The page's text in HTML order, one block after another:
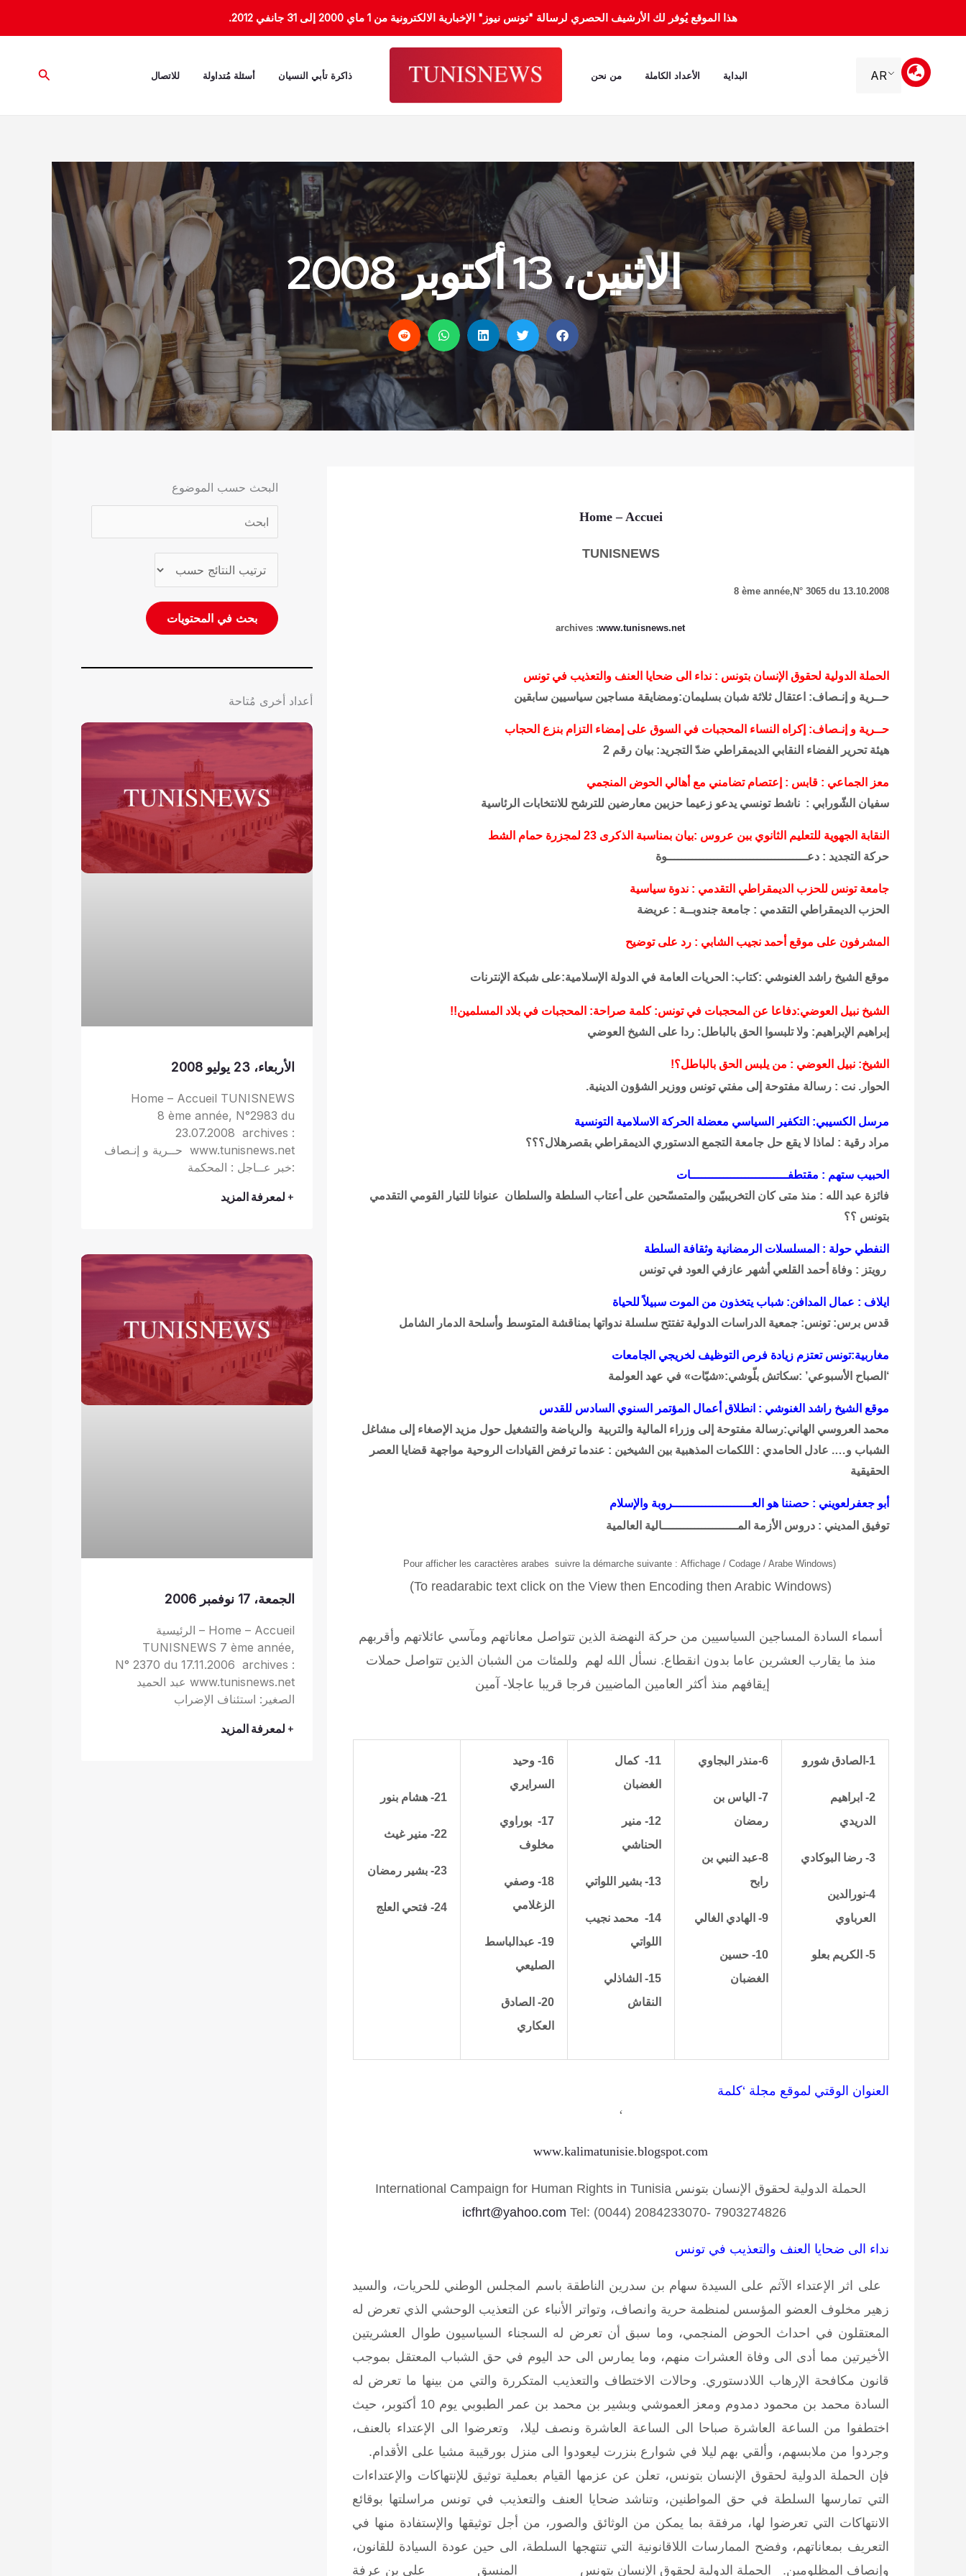
هذا الموقع يُوفر لك الأرشيف الحصري لرسالة "تونس نيوز" الإخبارية الالكترونية من 1 ماي 2000 إلى 31 جانفي 2012.
AR البداية الأعداد الكاملة من نحن ذاكرة تأبي النسيان أسئلة مُتداولة للاتصال البحث
الاثنين، 13 أكتوبر 2008
Home– Accuei
TUNISNEWS
8 ème année, N° 3065 du 13.10.2008
archives :www.tunisnews.net
الحملة الدولية لحقوق الإنسان بتونس : نداء الى ضحايا العنف والتعذيب في تونس
حــرية و إنـصاف: اعتقال ثلاثة شبان بسليمان:ومضايقة مساجين سياسيين سابقين
حــرية و إنـصاف: إكراه النساء المحجبات في السوق على إمضاء التزام بنزع الحجاب
هيئة تحرير الفضاء النقابي الديمقراطي ضدّ التجريد: بيان رقم 2
معز الجماعي : قابس : إعتصام تضامني مع أهالي الحوض المنجمي
سفيان الشّورابي : ناشط تونسي يدعو زعيما حزبين معارضين للترشح للانتخابات الرئاسية
النقابة الجهوية للتعليم الثانوي ببن عروس :بيان بمناسبة الذكرى 23 لمجزرة حمام الشط
حركة التجديد : دعـــــــــــــــــــــــــــــــــــــــوة
جامعة تونس للحزب الديمقراطي التقدمي : ندوة سياسية
الحزب الديمقراطي التقدمي : جامعة جندوبــة : عريضة
المشرفون على موقع أحمد نجيب الشابي : رد على توضيح
موقع الشيخ راشد الغنوشي :كتاب: الحريات العامة في الدولة الإسلامية:على شبكة الإنترنات
الشيخ نبيل العوضي:دفاعا عن المحجبات في تونس: كلمة صراحة: المحجبات في بلاد المسلمين!!
إبراهيم الإبراهيم: ولا تلبسوا الحق بالباطل: ردا على الشيخ العوضي
الشيخ: نبيل العوضي : من يلبس الحق بالباطل؟!
الحوار. نت : رسالة مفتوحة إلى مفتي تونس ووزير الشؤون الدينية.
مرسل الكسيبي: التكفير السياسي معضلة الحركة الاسلامية التونسية
مراد رقية : لماذا لا يقع حل جامعة التجمع الدستوري الديمقراطي بقصرهلال؟؟؟
الحبيب ستهم : مقتطفـــــــــــــــــــــــــــات
فائزة عبد الله : منذ متى كان التخريبيّين والمتمسّحين على أعتاب السلطة والسلطان عنوانا للتيار القومي التقدمي
بتونس ؟؟
النفطي حولة : المسلسلات الرمضانية وثقافة السلطة
رويتز : وفاة أحمد القلعي أشهر عازفي العود في تونس
ايلاف : عمال المدافن: شباب يتخذون من الموت سبيلاً للحياة
قدس برس: تونس: جمعية الدراسات الدولية تفتتح سلسلة ندواتها بمناقشة المتوسط وأسلحة الدمار الشامل
مغاربية:تونس تعتزم زيادة فرص التوظيف لخريجي الجامعات
‘الصباح الأسبوعي’ :سكاتش بلّوشي:«شيّات» في عهد العولمة
موقع الشيخ راشد الغنوشي : انطلاق أعمال المؤتمر السنوي السادس للقدس
محمد العروسي الهاني:رسالة مفتوحة إلى وزراء المالية والتربية والرياضة والتشغيل حول مزيد الإصغاء إلى مشاغل
الشباب و…. عادل الحامدي : اللكمات المذهبية بين الشيخين : عندما ترفض القيادات الروحية مواجهة قضايا العصر
الحقيقية
أبو جعفرلعويني : حصننا هو العــــــــــــــــــــــروبة والإسلام
توفيق المديني : دروس الأزمة المـــــــــــــــــــــالية العالمية
Pour afficher les caractères arabes suivre la démarche suivante: Affichage / Codage / Arabe Windows(
(To readarabic text click on the View then Encoding then Arabic Windows)
أسماء السادة المساجين السياسيين من حركة النهضة الذين تتواصل معاناتهم ومآسي عائلاتهم وأقربهم
منذ ما يقارب العشرين عاما بدون انقطاع. نسأل الله لهم وللمئات من الشبان الذين تتواصل حملات
إيقافهم منذ أكثر العامين الماضيين فرجا قريبا عاجلا- آمين
21- هشام بنور
22- منير غيث
23- بشير رمضان
24- فتحي العلج
16- وحيد
السرايري
17-
بوراوي
مخلوف
18- وصفي
الزغلامي
19- عبدالباسط
الصليعي
20- الصادق
العكاري
11-
كمال
الغضبان
12- منير
الحناشي
13- بشير اللواتي
14-
محمد نجيب
اللواتي
15- الشاذلي
النقاش
6- منذر البجاوي
7- الياس بن
رمضان
8- عبد النبي بن
رابح
9- الهادي الغالي
10- حسين
الغضبان
1- الصادق شورو
2- ابراهيم
الدريدي
3- رضا البوكادي
4-نورالدين
العرباوي
5- الكريم بعلو
العنوان الوقتي لموقع مجلة ‘كلمة
‘
www.kalimatunisie.blogspot.com
الحملة الدولية لحقوق الإنسان بتونس International Campaign for Human Rights in Tunisia
icfhrt@yahoo.com Tel: (0044) 2084233070- 7903274826
نداء الى ضحايا العنف والتعذيب في تونس
على اثر الإعتداء الآثم على السيدة سهام بن سدرين الناطقة باسم المجلس الوطني للحريات، والسيد
زهير مخلوف العضو المؤسس لمنظمة حرية وانصاف، وتواتر الأنباء عن التعذيب الوحشي الذي تعرض له
المعتقلون في احداث الحوض المنجمي، وما سبق أن تعرض له السجناء السياسيون طوال العشريتين
الأخيرتين مما أدى الى وفاة العشرات منهم، وما يمارس الى حد اليوم في حق الشباب المعتقل بموجب
قانون مكافحة الإرهاب اللادستوري. وحالات الاختطاف والتعذيب المتكررة والتي من بينها ما تعرض له
السادة محمد بن محمود دمدوم ومعز العموشي وبشير بن محمد بن عمر الطبوبي يوم 10 أكتوبر، حيث
اختطفوا من الساعة العاشرة صباحا الى الساعة العاشرة ونصف ليلا، وتعرضوا الى الإعتداء بالعنف،
وجردوا من ملابسهم، وألقي بهم ليلا في شوارع بنزرت ليعودوا الى منزل بورقيبة مشيا على الأقدام.
فإن الحملة الدولية لحقوق الإنسان بتونس، تعلن عن عزمها القيام بعملية توثيق للإنتهاكات والإعتداءات
التي تمارسها السلطة في حق المواطنين، وتناشد ضحايا العنف والتعذيب في تونس مراسلتها بوقائع
الانتهاكات التي تعرضوا لها، مرفقة بما يمكن من الوثائق والصور، من أجل توثيقها والإستفادة منها في
التعريف بمعاناتهم، وفضح الممارسات اللاقانونية التي تنتهجها السلطة، الى حين عودة السيادة للقانون،
وإنصاف المظلومين.
الحملة الدولية لحقوق الإنسان بتونس المنسق علي بن عرفة
البحث حسب الموضوع
أعداد أخرى مُتاحة
الأربعاء، 23 يوليو 2008
Home – Accueil TUNISNEWS
8 ème année, N°2983 du
23.07.2008 archives :
www.tunisnews.net حــرية و إنـصاف
:خبر عــاجل : المحكمة
+ لمعرفة المزيد
الجمعة، 17 نوفمبر 2006
Home – Accueil – الرئيسية
TUNISNEWS 7 ème année,
N° 2370 du 17.11.2006 archives :
www.tunisnews.net عبد الحميد
الصغير: استئناف الإضراب
+ لمعرفة المزيد